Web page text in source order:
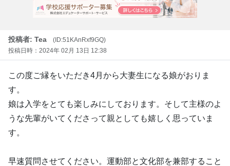
投稿者: Tea
(ID:51KAnRxf9GQ)
投稿日時：2024年 02月 13日 12:38
この度ご縁をいただき4月から大妻生になる娘がおりま
す。
娘は入学をとても楽しみにしております。そして主様のよ
うな先輩がいてくださって親としても嬉しく思っていま
す。
早速質問させてください。運動部と文化部を兼部すること